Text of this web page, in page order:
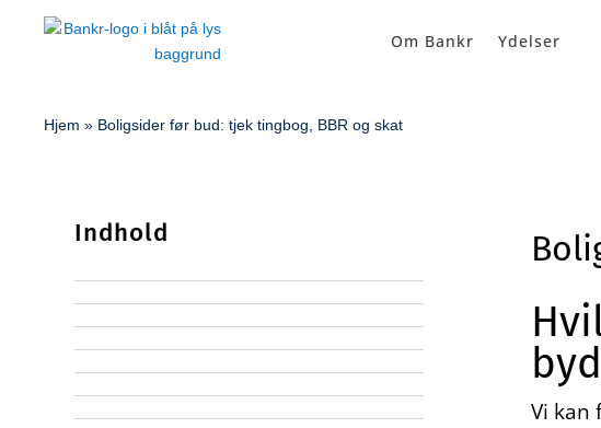
Om Bankr Ydelser
Hjem » Boligsider før bud: tjek tingbog, BBR og skat
Indhold
Vi kan